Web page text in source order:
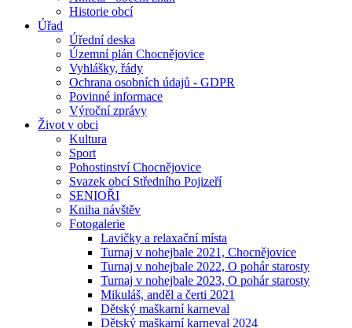
Historie obcí
Úřad
Úřední deska
Územní plán Chocnějovice
Vyhlášky, řády
Ochrana osobních údajů - GDPR
Povinné informace
Výroční zprávy
Život v obci
Kultura
Sport
Pohostinství Chocnějovice
Svazek obcí Středního Pojizeří
SENIOŘI
Kniha návštěv
Fotogalerie
Lavičky a relaxační místa
Turnaj v nohejbale 2021, Chocnějovice
Turnaj v nohejbale 2022, O pohár starosty
Turnaj v nohejbale 2023, O pohár starosty
Mikuláš, anděl a čerti 2021
Dětský maškarní karneval
Dětský maškarní karneval 2024